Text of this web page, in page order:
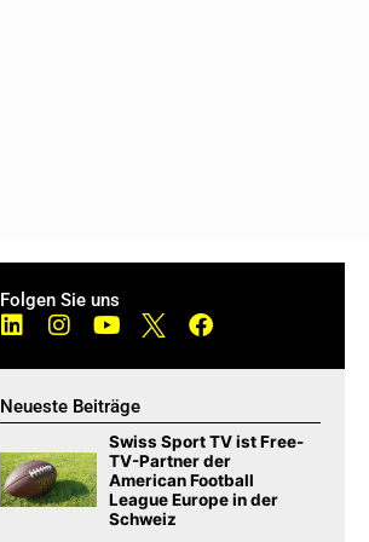
Folgen Sie uns
Neueste Beiträge
Swiss Sport TV ist Free-
TV-Partner der
American Football
League Europe in der
Schweiz